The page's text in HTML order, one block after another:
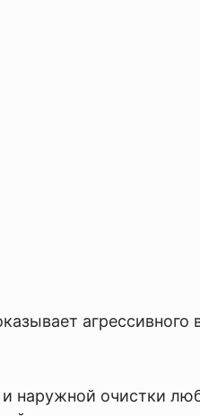
и наружной очистки